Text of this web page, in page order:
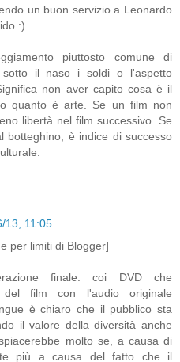
un buon servizio a Leonardo
:)
piuttosto comune di
il naso i soldi o l'aspetto
non aver capito cosa è il
quanto è arte. Se un film non
libertà nel film successivo. Se
botteghino, è indice di successo
13, 11:05
per limiti di Blogger]
finale: coi DVD che
del film con l'audio originale
è chiaro che il pubblico sta
il valore della diversità anche
molto se, a causa di
più a causa del fatto che il